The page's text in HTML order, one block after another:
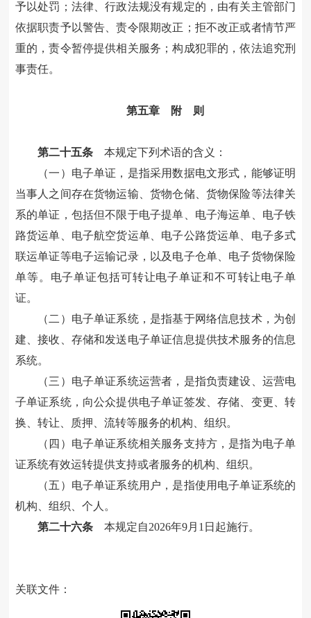
予以处罚；法律、行政法规没有规定的，由有关主管部门
依据职责予以警告、责令限期改正；拒不改正或者情节严
重的，责令暂停提供相关服务；构成犯罪的，依法追究刑
事责任。
第五章 附 则
第二十五条本规定下列术语的含义：
（一）电子单证，是指采用数据电文形式，能够证明
当事人之间存在货物运输、货物仓储、货物保险等法律关
系的单证，包括但不限于电子提单、电子海运单、电子铁
路货运单、电子航空货运单、电子公路货运单、电子多式
联运单证等电子运输记录，以及电子仓单、电子货物保险
单等。电子单证包括可转让电子单证和不可转让电子单
证。
（二）电子单证系统，是指基于网络信息技术，为创
建、接收、存储和发送电子单证信息提供技术服务的信息
系统。
（三）电子单证系统运营者，是指负责建设、运营电
子单证系统，向公众提供电子单证签发、存储、变更、转
换、转让、质押、流转等服务的机构、组织。
（四）电子单证系统相关服务支持方，是指为电子单
证系统有效运转提供支持或者服务的机构、组织。
（五）电子单证系统用户，是指使用电子单证系统的
机构、组织、个人。
第二十六条本规定自2026年9月1日起施行。
关联文件：